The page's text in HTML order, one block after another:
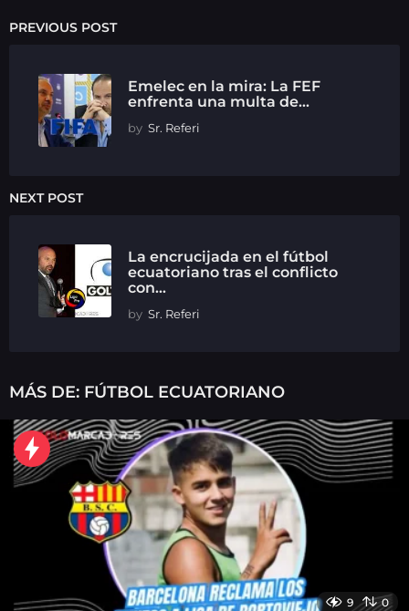
PREVIOUS POST
Emelec en la mira: La FEF
enfrenta una multa de...
by Sr. Referi
NEXT POST
La encrucijada en el fútbol
ecuatoriano tras el conflicto
con...
by Sr. Referi
MÁS DE: FÚTBOL ECUATORIANO
9 0